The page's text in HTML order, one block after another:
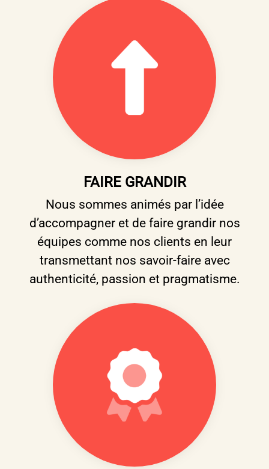
FAIRE GRANDIR
Nous sommes animés par l’idée
d’accompagner et de faire grandir nos
équipes comme nos clients en leur
transmettant nos savoir-faire avec
authenticité, passion et pragmatisme.